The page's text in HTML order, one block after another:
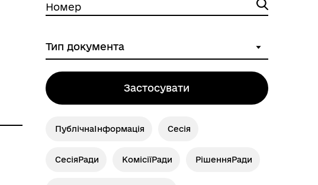
Номер
Застосувати
ПублічнаІнформація Сесія
СесіяРади КомісіїРади РішенняРади